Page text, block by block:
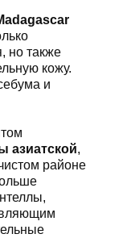
но также
кожу.
и
азиатской,
районе